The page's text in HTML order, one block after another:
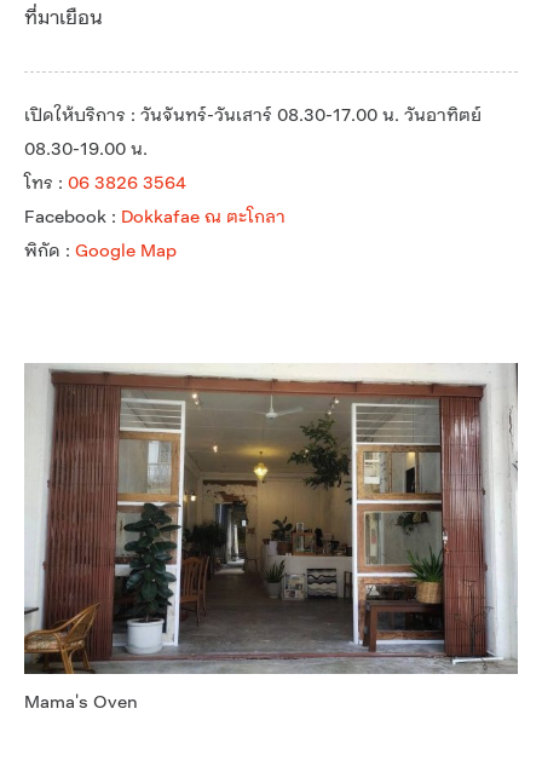
ที่มาเยือน
เปิดให้บริการ : วันจันทร์-วันเสาร์ 08.30-17.00 น. วันอาทิตย์
08.30-19.00 น.
โทร : 06 3826 3564
Facebook : Dokkafae ณ ตะโกลา
พิกัด : Google Map
Mama's Oven